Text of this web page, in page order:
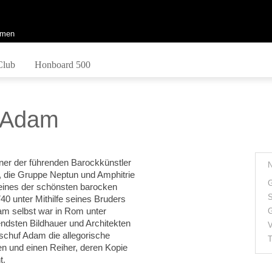
Honboard 500
der führenden Barockkünstler
Gruppe Neptun und Amphitrie
der schönsten barocken
unter Mithilfe seines Bruders
selbst war in Rom unter
Bildhauer und Architekten
Adam die allegorische
und einen Reiher, deren Kopie